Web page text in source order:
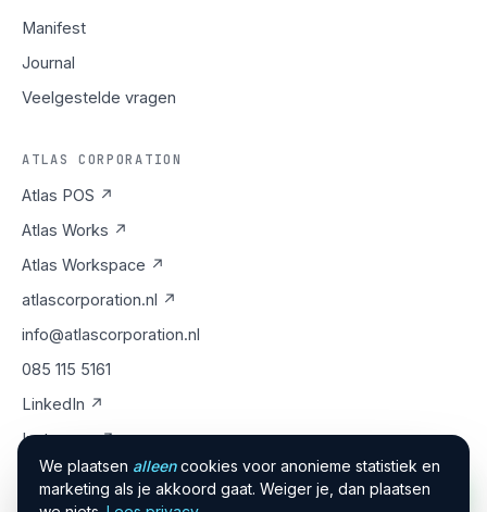
Manifest
Journal
Veelgestelde vragen
ATLAS CORPORATION
Atlas POS ↗
Atlas Works ↗
Atlas Workspace ↗
atlascorporation.nl ↗
info@atlascorporation.nl
085 115 5161
LinkedIn ↗
Instagram ↗
We plaatsen alleencookies voor anonieme statistiek en
marketing als je akkoord gaat. Weiger je, dan plaatsen